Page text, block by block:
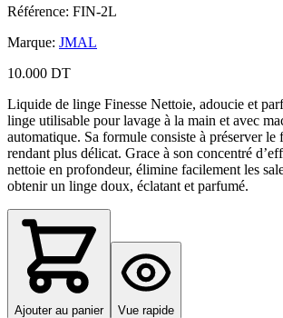
Référence: FIN-2L
Marque: JMAL
10.000 DT
Liquide de linge Finesse Nettoie, adoucie et
linge utilisable pour lavage à la main et avec
automatique. Sa formule consiste à préserver
rendant plus délicat. Grace à son concentré
nettoie en profondeur, élimine facilement les
obtenir un linge doux, éclatant et parfumé.
Ajouter au panier Vue rapide